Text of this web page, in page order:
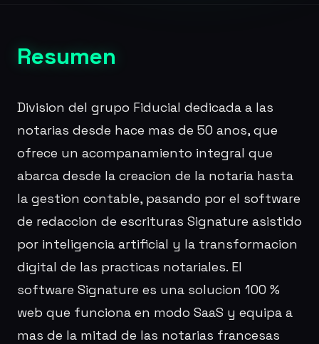
Resumen
Division del grupo Fiducial dedicada a las
notarias desde hace mas de 50 anos, que
ofrece un acompanamiento integral que
abarca desde la creacion de la notaria hasta
la gestion contable, pasando por el software
de redaccion de escrituras Signature asistido
por inteligencia artificial y la transformacion
digital de las practicas notariales. El
software Signature es una solucion 100 %
web que funciona en modo SaaS y equipa a
mas de la mitad de las notarias francesas